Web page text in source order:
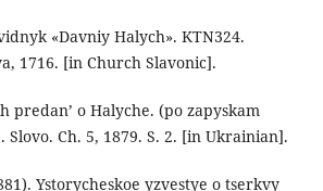
«Davniy Halych». KTN324.
1716. [in Church Slavonic].
predan’ o Halyche. (po zapyskam
Slovo. Ch. 5, 1879. S. 2. [in Ukrainian].
Ystorycheskoe yzvestye o tserkvy